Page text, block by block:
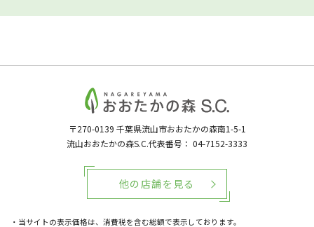
〒270-0139 千葉県流山市おおたかの森南1-5-1
流山おおたかの森S.C.代表番号： 04-7152-3333
・当サイトの表示価格は、消費税を含む総額で表示しております。
他の店舗を見る